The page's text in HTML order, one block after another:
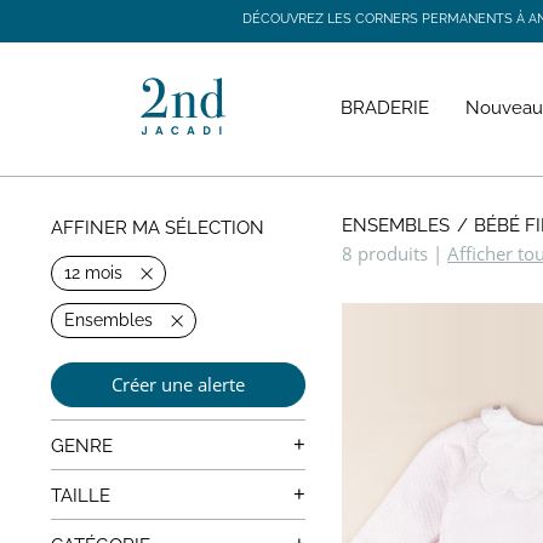
DÉCOUVREZ LES CORNERS PERMANENTS À
BRADERIE
AFFINER MA SÉLECTION
12 mois
Ensembles
Créer une alerte
GENRE +
Mixte
TAILLE +
0 mois
ENSEMBLES BÉBÉ
8 produits | Afficher